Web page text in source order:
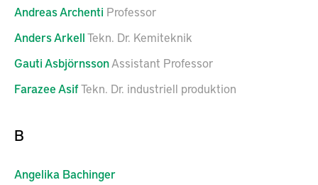
AndreasArchenti Professor
AndersArkellTekn. Dr. Kemiteknik
GautiAsbjörnssonAssistant Professor
FarazeeAsifTekn. Dr. industriell produktion
B
Angelika Bachinger